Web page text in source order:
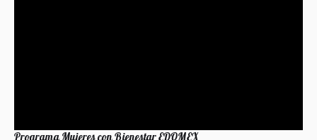
Programa Mujeres con Bienestar EDOMEX